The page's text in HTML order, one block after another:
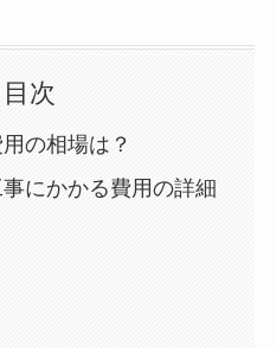
目次
の相場は？
にかかる費用の詳細